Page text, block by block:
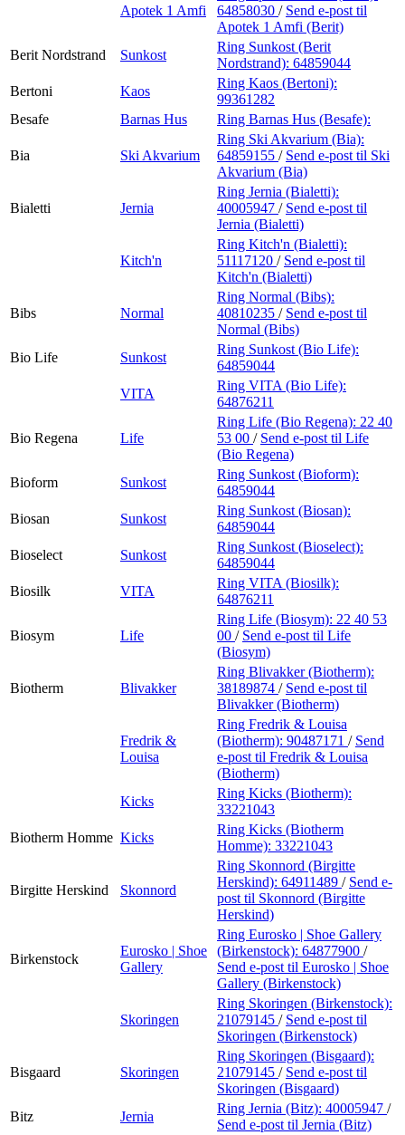
Apotek 1 Amfi
64858030 / Send e-post til
Apotek 1 Amfi (Berit)
Berit Nordstrand
Sunkost
Ring Sunkost (Berit
Nordstrand): 64859044
Bertoni
Kaos
Ring Kaos (Bertoni):
99361282
Besafe
Barnas Hus Ring Barnas Hus (Besafe):
Bia Ski Akvarium
Ring Ski Akvarium (Bia):
64859155 / Send e-post til Ski
Akvarium (Bia)
Bialetti Jernia
Ring Jernia (Bialetti):
40005947 / Send e-post til
Jernia (Bialetti)
Kitch'n
Ring Kitch'n (Bialetti):
51117120 / Send e-post til
Kitch'n (Bialetti)
Bibs Normal
Ring Normal (Bibs):
40810235 / Send e-post til
Normal (Bibs)
Bio Life
Sunkost
Ring Sunkost (Bio Life):
64859044
VITA
Ring VITA (Bio Life):
64876211
Bio Regena Life
Ring Life (Bio Regena): 22 40
53 00 / Send e-post til Life
(Bio Regena)
Bioform
Sunkost
Ring Sunkost (Bioform):
64859044
Biosan
Sunkost
Ring Sunkost (Biosan):
64859044
Bioselect
Sunkost
Ring Sunkost (Bioselect):
64859044
Biosilk
VITA
Ring VITA (Biosilk):
64876211
Biosym Life
Ring Life (Biosym): 22 40 53
00 / Send e-post til Life
(Biosym)
Biotherm Blivakker
Ring Blivakker (Biotherm):
38189874 / Send e-post til
Blivakker (Biotherm)
Fredrik &
Louisa
Ring Fredrik & Louisa
(Biotherm): 90487171 / Send
e-post til Fredrik & Louisa
(Biotherm)
Kicks
Ring Kicks (Biotherm):
33221043
Biotherm Homme Kicks
Ring Kicks (Biotherm
Homme): 33221043
Birgitte Herskind Skonnord
Ring Skonnord (Birgitte
Herskind): 64911489 / Send e-
post til Skonnord (Birgitte
Herskind)
Birkenstock
Eurosko | Shoe
Gallery
Ring Eurosko | Shoe Gallery
(Birkenstock): 64877900 /
Send e-post til Eurosko | Shoe
Gallery (Birkenstock)
Skoringen
Ring Skoringen (Birkenstock):
21079145 / Send e-post til
Skoringen (Birkenstock)
Bisgaard Skoringen
Ring Skoringen (Bisgaard):
21079145 / Send e-post til
Skoringen (Bisgaard)
Bitz
Jernia
Ring Jernia (Bitz): 40005947 /
Send e-post til Jernia (Bitz)